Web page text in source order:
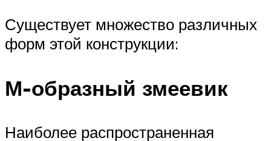
Существует множество различных
форм этой конструкции:
М-образный змеевик
Наиболее распространенная